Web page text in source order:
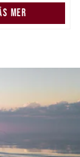
MER